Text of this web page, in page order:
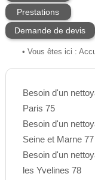
Prestations
Demande de devis
• Vous êtes ici :
Besoin d'un
Paris 75
Besoin d'un
Seine et Marne 77
Besoin d'un
les Yvelines 78